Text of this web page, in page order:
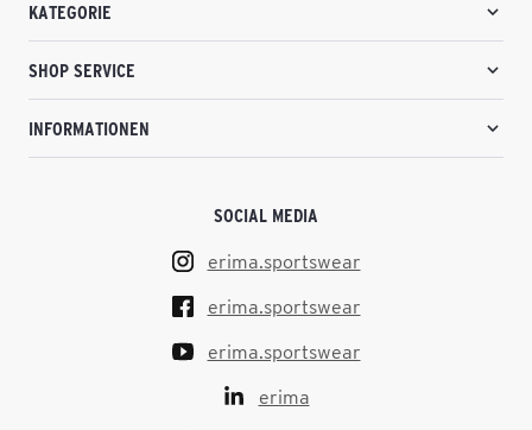
KATEGORIE
SHOP SERVICE
INFORMATIONEN
SOCIAL MEDIA
erima.sportswear
erima.sportswear
erima.sportswear
erima